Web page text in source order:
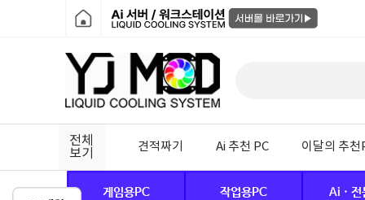
전체
보기
견적짜기 Ai 추천 PC 이달의 추천
게임용PC 작업용PC Ai · 전